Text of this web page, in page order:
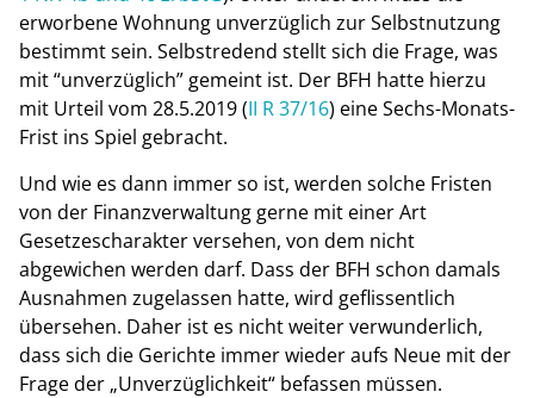
erworbene Wohnung unverzüglich zur Selbstnutzung
bestimmt sein. Selbstredend stellt sich die Frage, was
mit “unverzüglich” gemeint ist. Der BFH hatte hierzu
mit Urteil vom 28.5.2019 (II R 37/16) eine Sechs-Monats-
Frist ins Spiel gebracht.
Und wie es dann immer so ist, werden solche Fristen
von der Finanzverwaltung gerne mit einer Art
Gesetzescharakter versehen, von dem nicht
abgewichen werden darf. Dass der BFH schon damals
Ausnahmen zugelassen hatte, wird geflissentlich
übersehen. Daher ist es nicht weiter verwunderlich,
dass sich die Gerichte immer wieder aufs Neue mit der
Frage der „Unverzüglichkeit“ befassen müssen.